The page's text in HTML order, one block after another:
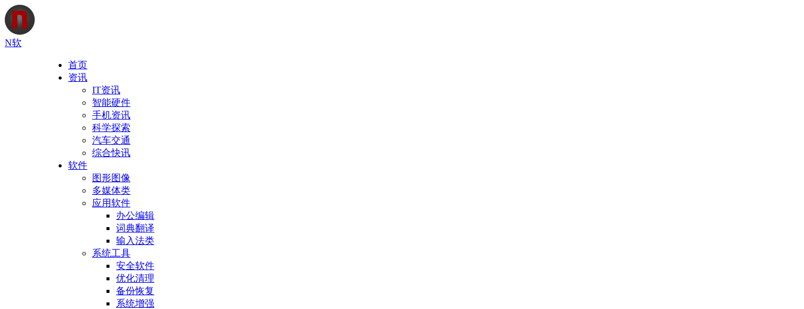
N软
首页
资讯
IT资讯
智能硬件
手机资讯
科学探索
汽车交通
综合快讯
软件
图形图像
多媒体类
应用软件
办公编辑
词典翻译
输入法类
系统工具
安全软件
优化清理
备份恢复
系统增强